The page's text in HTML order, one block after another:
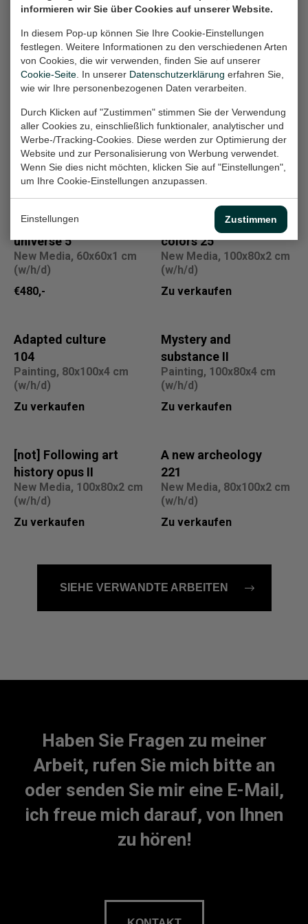
informieren wir Sie über Cookies auf unserer Website.
In diesem Pop-up können Sie Ihre Cookie-Einstellungen
festlegen. Weitere Informationen zu den verschiedenen Arten
von Cookies, die wir verwenden, finden Sie auf unserer
Cookie-Seite . In unserer Datenschutzerklärung erfahren Sie,
wie wir Ihre personenbezogenen Daten verarbeiten.
Durch Klicken auf "Zustimmen" stimmen Sie der Verwendung
aller Cookies zu, einschließlich funktionaler, analytischer und
Werbe-/Tracking-Cookies. Diese werden zur Optimierung der
Website und zur Personalisierung von Werbung verwendet.
Wenn Sie dies nicht möchten, klicken Sie auf "Einstellungen",
um Ihre Cookie-Einstellungen anzupassen.
Einstellungen Zustimmen
Andere Arbeiten
Mystery and Matter
VII
Painting, 80x100x4 cm
(w/h/d)
Zu verkaufen
My own thoughts I
Painting, 80x100x4 cm
(w/h/d)
Zu verkaufen
The mysterious
universe 5
New Media, 60x60x1 cm
(w/h/d)
€480,-
High summer
colors 25
New Media, 100x80x2 cm
(w/h/d)
Zu verkaufen
Adapted culture
104
Painting, 80x100x4 cm
(w/h/d)
Zu verkaufen
Mystery and
substance II
Painting, 100x80x4 cm
(w/h/d)
Zu verkaufen
[not] Following art
history opus II
New Media, 100x80x2 cm
(w/h/d)
Zu verkaufen
A new archeology
221
New Media, 80x100x2 cm
(w/h/d)
Zu verkaufen
SIEHE VERWANDTE ARBEITEN
Haben Sie Fragen zu meiner
Arbeit, rufen Sie mich bitte an
oder senden Sie mir eine E-Mail,
ich freue mich darauf, von Ihnen
zu hören!